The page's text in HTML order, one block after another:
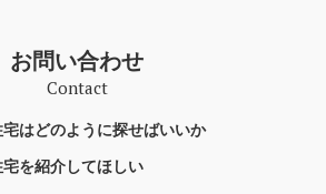
お問い合わせ
Contact
はどのように探せばいいか
を紹介してほしい